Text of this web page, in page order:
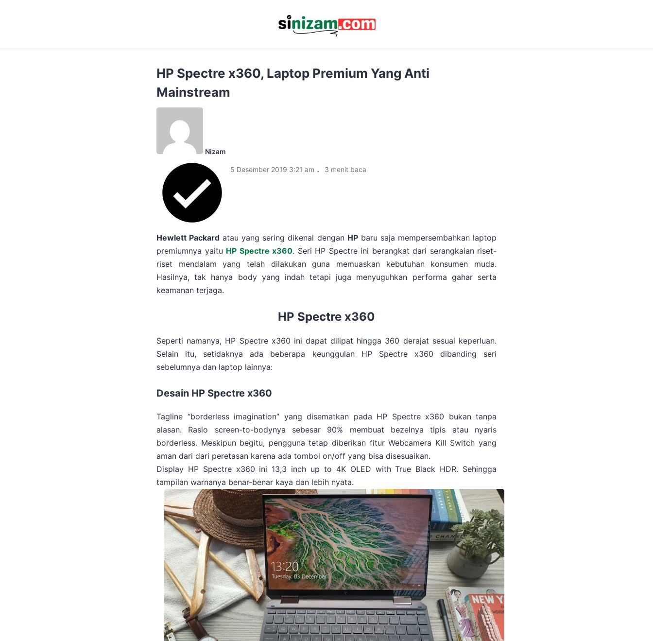
HP Spectre x360, Laptop Premium Yang Anti
Mainstream
Nizam
5 Desember 2019 3:21 am . 3 menit baca
Hewlett Packard atau yang sering dikenal dengan HPbaru saja mempersembahkan laptop
premiumnya yaitu HP Spectre x360. Seri HP Spectre ini berangkat dari serangkaian riset-
riset mendalam yang telah dilakukan guna memuaskan kebutuhan konsumen muda.
Hasilnya, tak hanya body yang indah tetapi juga menyuguhkan performa gahar serta
keamanan terjaga.
HP Spectre x360
Seperti namanya, HP Spectre x360 ini dapat dilipat hingga 360 derajat sesuai keperluan.
Selain itu, setidaknya ada beberapa keunggulan HP Spectre x360 dibanding seri
sebelumnya dan laptop lainnya:
Desain HP Spectre x360
Tagline “borderless imagination” yang disematkan pada HP Spectre x360 bukan tanpa
alasan. Rasio screen-to-bodynya sebesar 90% membuat bezelnya tipis atau nyaris
borderless. Meskipun begitu, pengguna tetap diberikan fitur Webcamera Kill Switch yang
aman dari dari peretasan karena ada tombol on/off yang bisa disesuaikan.
Display HP Spectre x360 ini 13,3 inch up to 4K OLED with True Black HDR. Sehingga
tampilan warnanya benar-benar kaya dan lebih nyata.